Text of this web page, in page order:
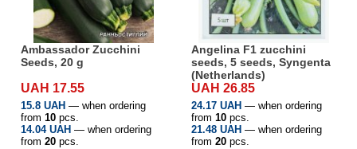
Ambassador Zucchini
Seeds, 20 g
UAH 17.55
15.8 UAH — when ordering
from 10 pcs.
14.04 UAH — when ordering
from 20 pcs.
Angelina F1 zucchini
seeds, 5 seeds, Syngenta
(Netherlands)
UAH 26.85
24.17 UAH — when ordering
from 10 pcs.
21.48 UAH — when ordering
from 20 pcs.
Семена перца
Семена петрушки
Семена редиса
Удобрения «Чистый лист» кристаллические
100 г
Удобрения «Чистый лист» кристаллические
300 г
Опрыскиватели
Горшки для цветов, кашпо
Тенты